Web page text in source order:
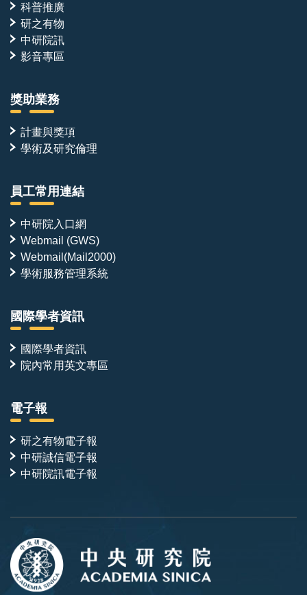
科普推廣
研之有物
中研院訊
影音專區
獎助業務
計畫與獎項
學術及研究倫理
員工常用連結
中研院入口網
Webmail (GWS)
Webmail(Mail2000)
學術服務管理系統
國際學者資訊
國際學者資訊
院內常用英文專區
電子報
研之有物電子報
中研誠信電子報
中研院訊電子報